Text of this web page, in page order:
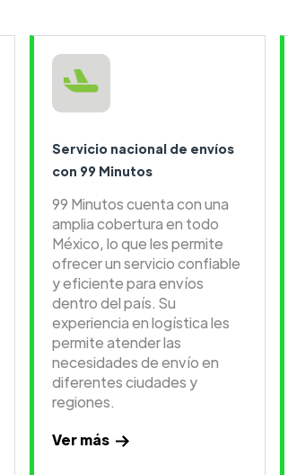
Servicio nacional de envíos
con 99 Minutos
99 Minutos cuenta con una
amplia cobertura en todo
México, lo que les permite
ofrecer un servicio confiable
y eficiente para envíos
dentro del país. Su
experiencia en logística les
permite atender las
necesidades de envío en
diferentes ciudades y
regiones.
Ver más